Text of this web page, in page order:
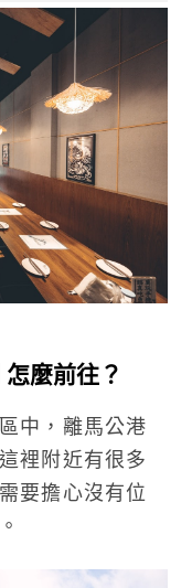
麼前往？
中，離馬公港
裡附近有很多
要擔心沒有位